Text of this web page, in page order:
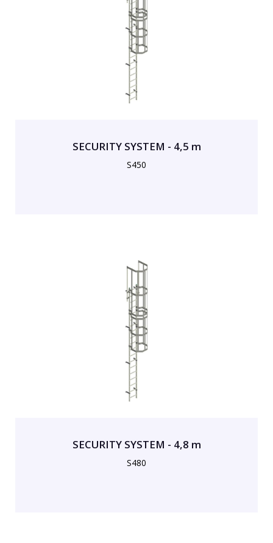
SECURITY SYSTEM - 4,5 m
S450
SECURITY SYSTEM - 4,8 m
S480